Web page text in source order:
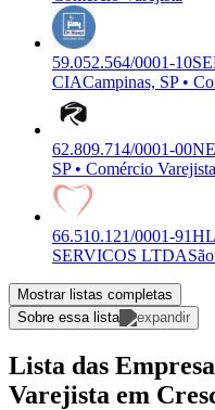
59.052.564/0001-10
CIACampinas, SP •
62.809.714/0001-00
SP • Comércio Varejista
66.510.121/0001-91
SERVICOS LTDA
Mostrar listas completas
Sobre essa lista
Lista das
Varejista em